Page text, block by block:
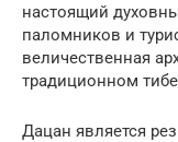
настоящий
паломников и
величественная
традиционном
Дацан является